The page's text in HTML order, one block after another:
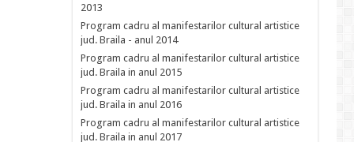
2013
Program cadru al manifestarilor cultural artistice
jud. Braila - anul 2014
Program cadru al manifestarilor cultural artistice
jud. Braila in anul 2015
Program cadru al manifestarilor cultural artistice
jud. Braila in anul 2016
Program cadru al manifestarilor cultural artistice
jud. Braila in anul 2017